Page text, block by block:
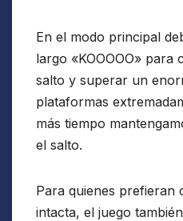
En el modo principal
largo «KOOOOO»
salto y superar un
plataformas
más tiempo
el salto.
Para quienes prefieran
intacta, el juego